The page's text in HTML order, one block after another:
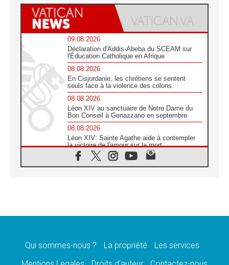
09.08.2026
Déclaration d'Addis-Abeba du SCEAM sur
l'Éducation Catholique en Afrique
08.08.2026
En Cisjordanie, les chrétiens se sentent
seuls face à la violence des colons
08.08.2026
Léon XIV au sanctuaire de Notre Dame du
Bon Conseil à Genazzano en septembre
08.08.2026
Léon XIV: Sainte Agathe aide à contempler
la victoire de l'amour sur la mort
08.08.2026
«Relancer l'empathie», le projet Triennal d'art
08.08.2026
07.08.2026
Qui sommes-nous ? La propriété
Les services